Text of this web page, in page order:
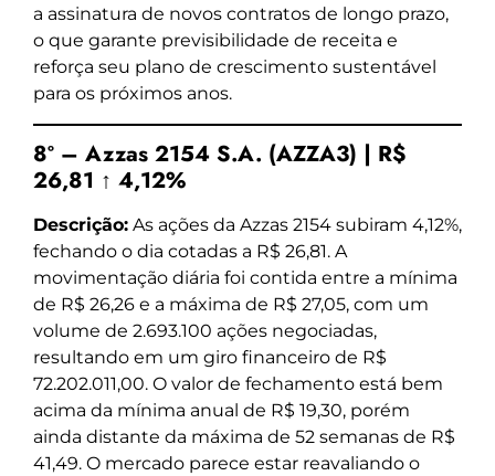
a assinatura de novos contratos de longo prazo,
o que garante previsibilidade de receita e
reforça seu plano de crescimento sustentável
para os próximos anos.
8º – Azzas 2154 S.A. (AZZA3) | R$
26,81 ↑ 4,12%
Descrição: As ações da Azzas 2154 subiram 4,12%,
fechando o dia cotadas a R$ 26,81. A
movimentação diária foi contida entre a mínima
de R$ 26,26 e a máxima de R$ 27,05, com um
volume de 2.693.100 ações negociadas,
resultando em um giro financeiro de R$
72.202.011,00. O valor de fechamento está bem
acima da mínima anual de R$ 19,30, porém
ainda distante da máxima de 52 semanas de R$
41,49. O mercado parece estar reavaliando o